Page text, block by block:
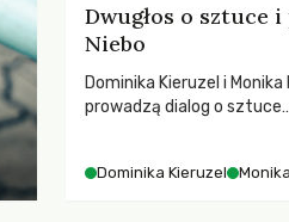
Dwugłos o sztuce
Niebo
Dominika Kieruzel i
prowadzą dialog o sztuce
wrażliwość, odczuwanie
Dominika Kieruzel